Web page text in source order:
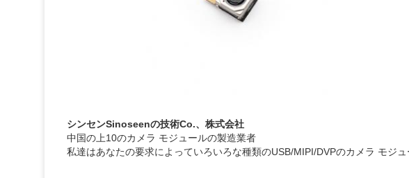
シンセンSinoseenの技術Co.、株式会社
中国の上10のカメラ モジュールの製造業者
私達はあなたの要求によっていろいろな種類のUSB/MIPI/DVPのカメラ モジ